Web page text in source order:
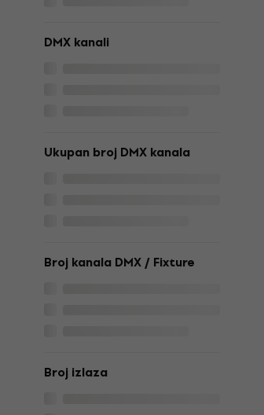
DMX kanali
Ukupan broj DMX kanala
Broj kanala DMX / Fixture
Broj izlaza